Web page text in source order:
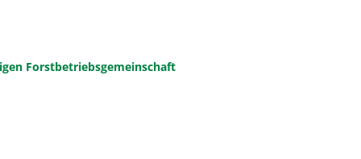
Forstbetriebsgemeinschaft